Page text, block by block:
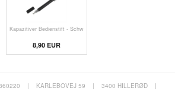
Kapazitiver Bedienstift - Schw
8,90 EUR
| KARLEBOVEJ 59 | 3400 HILLERØD
|